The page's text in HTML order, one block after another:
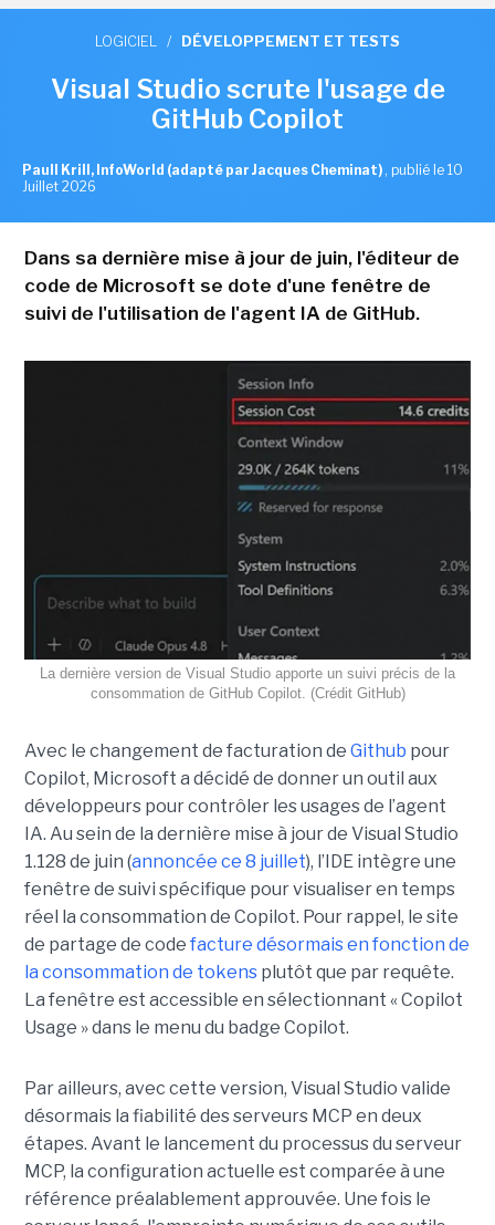
LOGICIEL / DÉVELOPPEMENT ET TESTS
Visual Studio scrute l'usage de
GitHub Copilot
Paull Krill, InfoWorld (adapté par Jacques Cheminat) , publié le 10
Juillet 2026
Dans sa dernière mise à jour de juin, l'éditeur de
code de Microsoft se dote d'une fenêtre de
suivi de l'utilisation de l'agent IA de GitHub.
La dernière version de Visual Studio apporte un suivi précis de la
consommation de GitHub Copilot. (Crédit GitHub)
Avec le changement de facturation de Github pour
Copilot, Microsoft a décidé de donner un outil aux
développeurs pour contrôler les usages de l’agent
IA. Au sein de la dernière mise à jour de Visual Studio
1.128 de juin (annoncée ce 8 juillet), l’IDE intègre une
fenêtre de suivi spécifique pour visualiser en temps
réel la consommation de Copilot. Pour rappel, le site
de partage de code facture désormais en fonction de
la consommation de tokens plutôt que par requête.
La fenêtre est accessible en sélectionnant « Copilot
Usage » dans le menu du badge Copilot.
Par ailleurs, avec cette version, Visual Studio valide
désormais la fiabilité des serveurs MCP en deux
étapes. Avant le lancement du processus du serveur
MCP, la configuration actuelle est comparée à une
référence préalablement approuvée. Une fois le